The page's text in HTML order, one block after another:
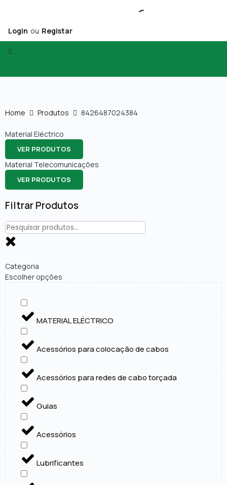
Login ou Registar
Home Produtos 8426487024384
Filtrar Produtos
Categoria
Escolher opções
MATERIAL ELÉCTRICO
Acessórios para colocação de cabos
Acessórios para redes de cabo torçada
Guias
Acessórios
Lubrificantes
Material Eléctrico
VER PRODUTOS
Material Telecomunicações
VER PRODUTOS